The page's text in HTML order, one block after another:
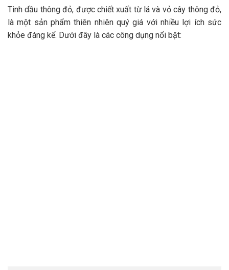
Tinh dầu thông đỏ, được chiết xuất từ lá và vỏ cây thông đỏ,
là một sản phẩm thiên nhiên quý giá với nhiều lợi ích sức
khỏe đáng kể. Dưới đây là các công dụng nổi bật: